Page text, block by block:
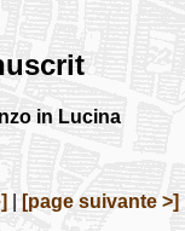
in Lucina
[page suivante >]